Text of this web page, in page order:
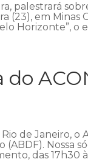
palestrará
(23), em Minas
Horizonte”, o
de Janeiro, o
Nossa
das 17h30